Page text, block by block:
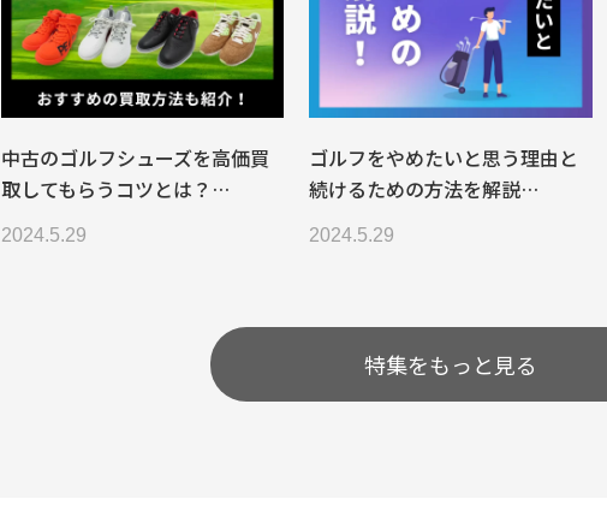
中古のゴルフシューズを高価買
取してもらうコツとは？…
2024.5.29
ゴルフをやめたいと思う理由と
続けるための方法を解説…
2024.5.29
特集をもっと見る